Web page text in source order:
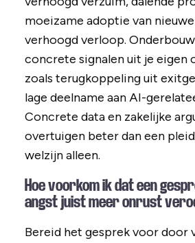
moeizame adoptie van
verhoogd verloop.
concrete signalen uit je eigen
zoals terugkoppeling uit
lage deelname aan AI-
Concrete data en zakelijke
overtuigen beter dan een
welzijn alleen.
Hoe voorkom ik dat een
angst juist meer onrust
Bereid het gesprek voor door